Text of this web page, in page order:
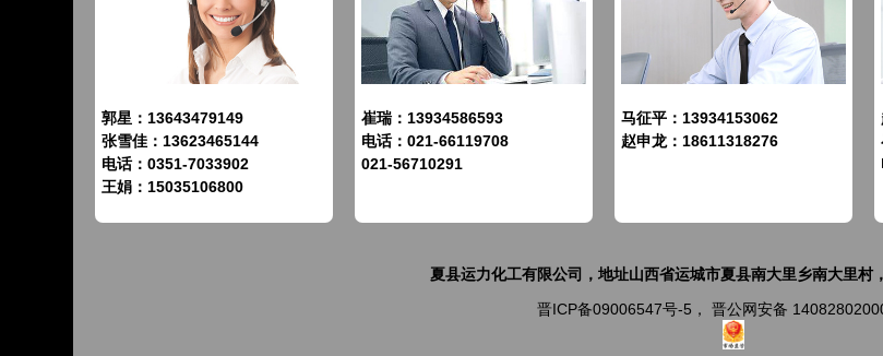
郭星：13643479149
张雪佳：13623465144
电话：0351-7033902
王娟：15035106800
崔瑞：13934586593
电话：021-66119708
021-56710291
马征平：13934153062
赵申龙：18611318276
夏县运力化工有限公司，地址山西省运城市夏县南大里乡南大里村
晋ICP备09006547号-5 ， 晋公网安备